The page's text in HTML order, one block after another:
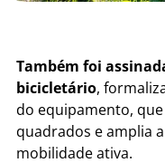
Também foi
bicicletário,
do equipamento,
quadrados e amplia
mobilidade ativa.